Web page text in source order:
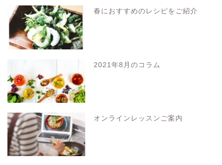
春におすすめのレシピをご紹介
2021年8月のコラム
オンラインレッスンご案内